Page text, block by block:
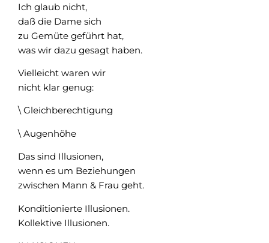
Ich glaub nicht,
daß die Dame sich
zu Gemüte geführt hat,
was wir dazu gesagt haben.
Vielleicht waren wir
nicht klar genug:
\ Gleichberechtigung
\ Augenhöhe
Das sind Illusionen,
wenn es um Beziehungen
zwischen Mann & Frau geht.
Konditionierte Illusionen.
Kollektive Illusionen.